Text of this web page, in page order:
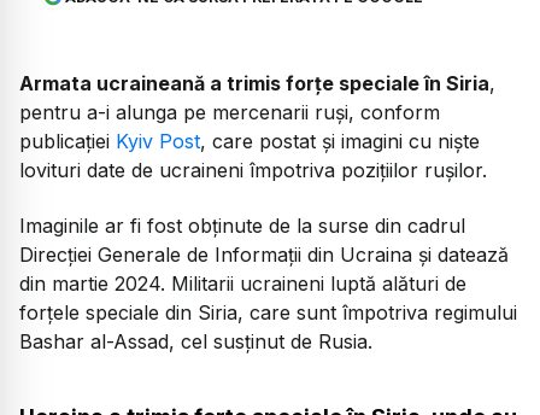
Armata ucraineană a trimis forțe speciale în Siria,
pentru a-i alunga pe mercenarii ruși, conform
publicației Kyiv Post, care postat și imagini cu niște
lovituri date de ucraineni împotriva pozițiilor rușilor.
Imaginile ar fi fost obținute de la surse din cadrul
Direcției Generale de Informații din Ucraina și datează
din martie 2024. Militarii ucraineni luptă alături de
forțele speciale din Siria, care sunt împotriva regimului
Bashar al-Assad, cel susținut de Rusia.